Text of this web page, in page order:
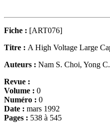
Fiche : [ART076]
Titre : A High Voltage Large
Auteurs : Nam S. Choi, Yong
Revue :
Volume : 0
Numéro : 0
Date : mars 1992
Pages : 538 à 545